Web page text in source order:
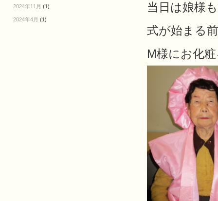
2024年11月 (1)
2024年4月 (1)
当日は娘様
式が始まる
M様にお化